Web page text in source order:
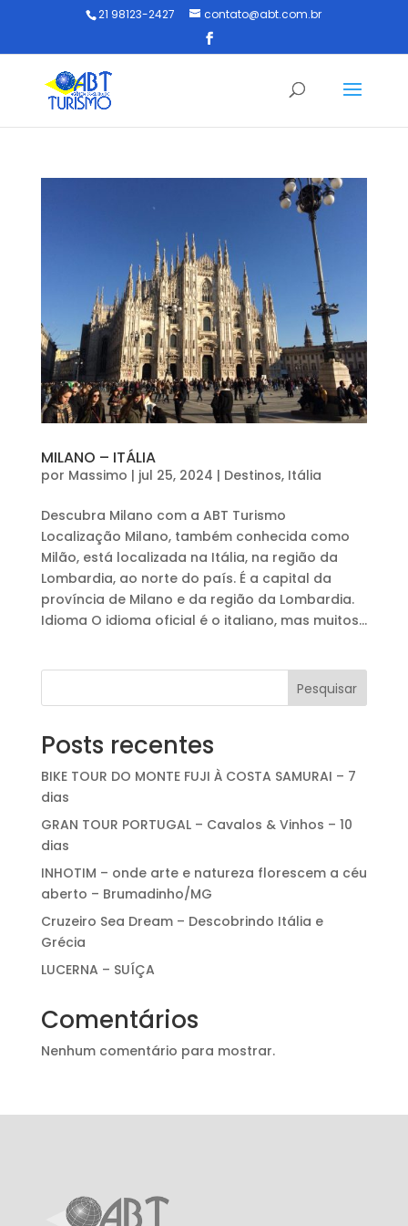
21 98123-2427 contato@abt.com.br
MILANO – ITÁLIA
por Massimo | jul 25, 2024 | Destinos, Itália
Descubra Milano com a ABT Turismo
Localização Milano, também conhecida como
Milão, está localizada na Itália, na região da
Lombardia, ao norte do país. É a capital da
província de Milano e da região da Lombardia.
Idioma O idioma oficial é o italiano, mas muitos...
Pesquisar
Posts recentes
BIKE TOUR DO MONTE FUJI À COSTA SAMURAI – 7
dias
GRAN TOUR PORTUGAL – Cavalos & Vinhos – 10
dias
INHOTIM – onde arte e natureza florescem a céu
aberto – Brumadinho/MG
Cruzeiro Sea Dream – Descobrindo Itália e
Grécia
LUCERNA – SUÍÇA
Comentários
Nenhum comentário para mostrar.